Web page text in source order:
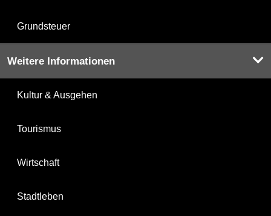
Grundsteuer
Weitere Informationen
Kultur & Ausgehen
Tourismus
Wirtschaft
Stadtleben